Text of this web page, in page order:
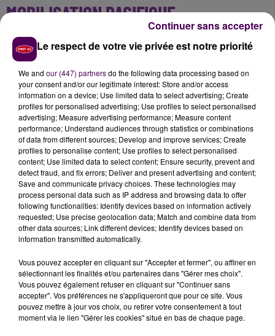
MOBILISATION PACIFIQUE
Le syndicat assure qu'il ne perturbera pas
l'évènement :
Notre objectif n’est pas de bloquer le
stade ni les routes aux alentours". Il s'agit plutôt
d'uneaction de sensibilisation, avec laprésentation
de produits des fermes locales,"pour faire entendre
notre opposition aux accords UE-Mercosur, aux
abattages totaux ainsi que pour dénoncer la
répression à l'encontre des mobilisation syndicales,
sociales, agricoles et écologiques !".
À LA UNE
Le respect de votre vie privée est notre priorité
We and our (447) partnersdo the following data processing based on
your consent and/or our legitimate interest: Store and/or access
information on a device; Use limited data to select advertising; Create
profiles for personalised advertising; Use profiles to select personalised
advertising; Measure advertising performance; Measure content
performance; Understand audiences through statistics or combinations
of data from different sources; Develop and improve services; Create
profiles to personalise content; Use profiles to select personalised
content; Use limited data to select content; Ensure security, prevent and
detect fraud, and fix errors; Deliver and present advertising and content;
Save and communicate privacy choices. These technologies may
process personal data such as IP address and browsing data to offer
following functionalities: Identify devices based on information actively
requested; Use precise geolocation data; Match and combine data from
other data sources; Link different devices; Identify devices based on
information transmitted automatically.
Vous pouvez accepter en cliquant sur "Accepter et fermer", ou affiner en
sélectionnant les finalités et/ou partenaires dans "Gérer mes choix".
Vous pouvez également refuser en cliquant sur "Continuer sans
accepter". Vos préférences ne s'appliqueront que pour ce site. Vous
pouvez mettre à jour vos choix, ou retirer votre consentement à tout
moment via le lien "Gérer les cookies" situé en bas de chaque page.
Continuer sans accepter